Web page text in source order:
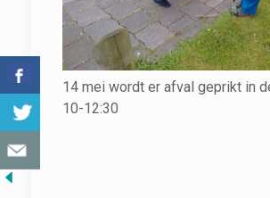
14 mei wordt er afval geprikt in
10-12:30